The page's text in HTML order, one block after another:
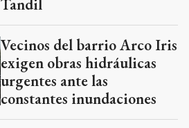
Tandil
Vecinos del barrio Arco Iris
exigen obras hidráulicas
urgentes ante las
constantes inundaciones